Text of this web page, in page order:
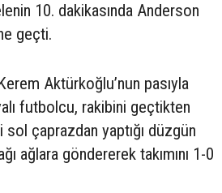
10. dakikasında Anderson
geçti.
Aktürkoğlu’nun pasıyla
futbolcu, rakibini geçtikten
çaprazdan yaptığı düzgün
ağlara göndererek takımını 1-0